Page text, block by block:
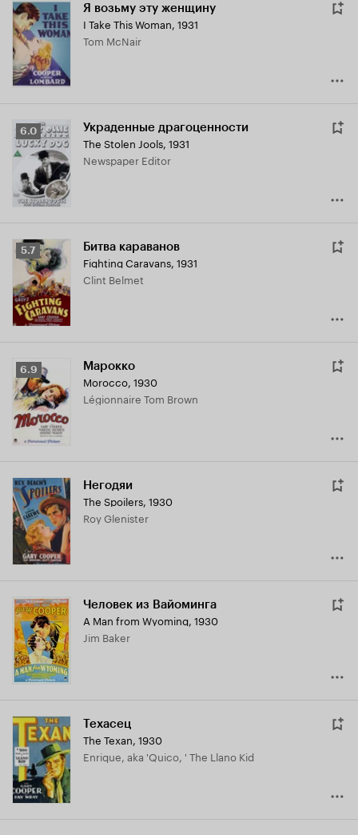
Я возьму эту женщину
I Take This Woman, 1931
Tom McNair
Рейтинг
Кинопоиска
6.0 Украденные драгоценности
The Stolen Jools, 1931
Newspaper Editor
Рейтинг
Кинопоиска
5.7
5.7 Битва караванов
Fighting Caravans, 1931
Clint Belmet
Рейтинг
Кинопоиска
6.9
6.9 Марокко
Morocco, 1930
Légionnaire Tom Brown
Негодяи
The Spoilers, 1930
Roy Glenister
Человек из Вайоминга
A Man from Wyoming, 1930
Jim Baker
Техасец
The Texan, 1930
Enrique, aka 'Quico, ' The Llano Kid